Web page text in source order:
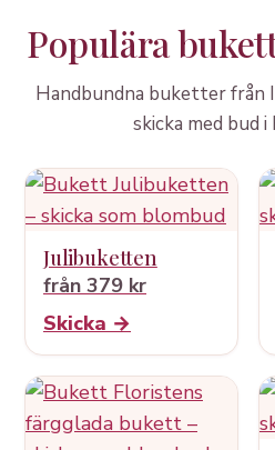
Populära
Handbundna buketter från
skicka med bud i
Julibuketten
från 379 kr
Skicka →